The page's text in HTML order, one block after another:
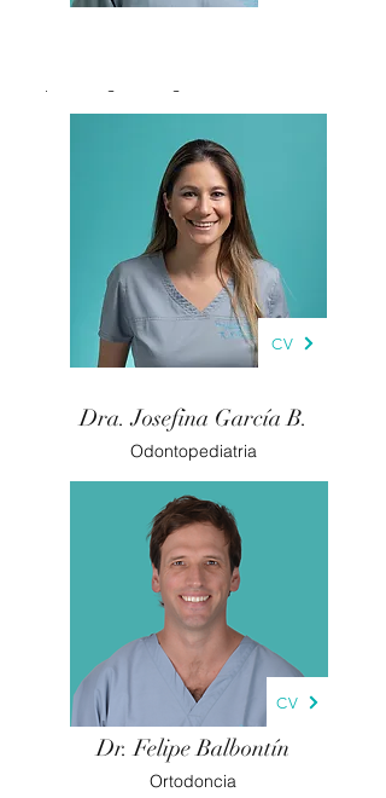
CV
Dra. Josefina García B.
Odontopediatria
CV
Dr. Felipe Balbontín
Ortodoncia